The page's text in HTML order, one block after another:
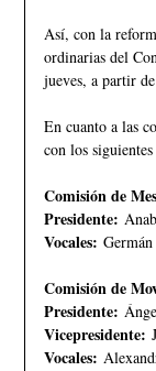
Así, con la
ordinarias del
jueves, a partir
En cuanto a las
con los
Comisión de
Presidente:
Vocales:
Comisión de
Presidente:
Vicepresidente:
Vocales: